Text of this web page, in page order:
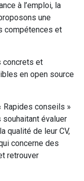
à l’emploi, la
une
compétences et
concrets et
en open source
Rapides conseils »
évaluer
qualité de leur CV,
concerne des
retrouver